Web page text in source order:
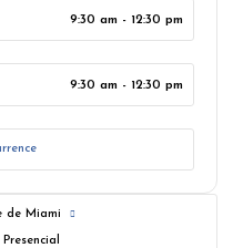
de Miami
9:30 am - 12:30 pm
9:30 am - 12:30 pm